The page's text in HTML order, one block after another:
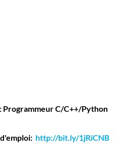
Programmeur C/C++/Python
http://bit.ly/1jRiCNB